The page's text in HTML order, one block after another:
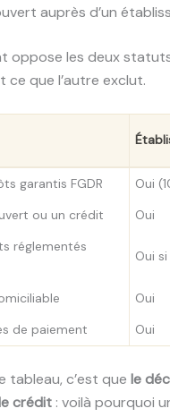
auprès d’un
oppose les deux
ce que l’autre exclut.
garantis FGDR Oui
ou un crédit
Oui
réglementés
Oui
Oui
de paiement
Oui
tableau, c’est que le
crédit : voilà pourquoi